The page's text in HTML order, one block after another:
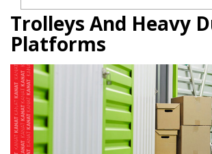
Trolleys And Heavy
Platforms